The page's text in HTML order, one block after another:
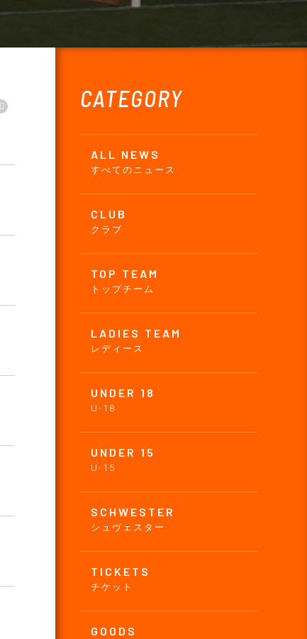
CATEGORY
ALL NEWS
すべてのニュース
CLUB
クラブ
TOP TEAM
トップチーム
LADIES TEAM
レディース
UNDER 18
U-18
UNDER 15
U-15
SCHWESTER
シュヴェスター
TICKETS
チケット
GOODS